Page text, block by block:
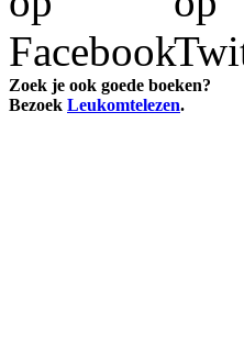
Zoek je ook goede boeken?
Bezoek Leukomtelezen.